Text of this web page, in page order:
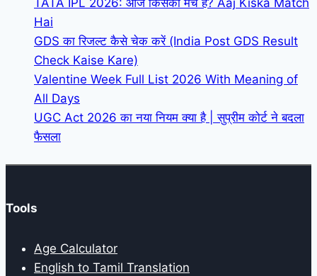
Hai
GDS का रिजल्ट कैसे चेक करें (India Post GDS Result
Check Kaise Kare)
Valentine Week Full List 2026 With Meaning of
All Days
UGC Act 2026 का नया नियम क्या है | सुप्रीम कोर्ट ने बदला
फैसला
Tools
Age Calculator
English to Tamil Translation